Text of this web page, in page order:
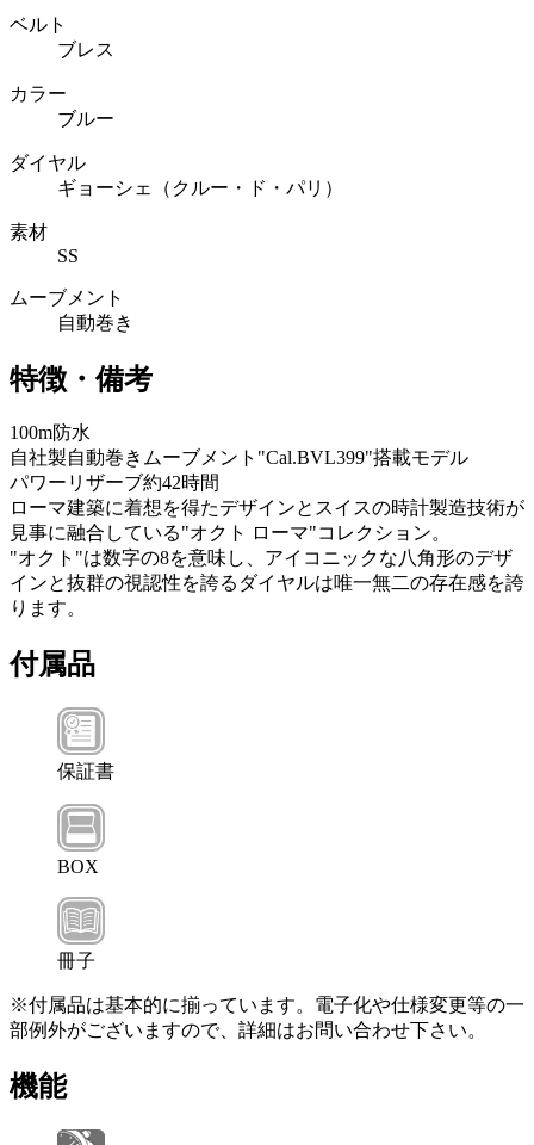
ベルト
ブレス
カラー
ブルー
ダイヤル
ギョーシェ（クルー・ド・パリ）
素材
SS
ムーブメント
自動巻き
特徴・備考
100m防水
自社製自動巻きムーブメント"Cal.BVL399"搭載モデル
パワーリザーブ約42時間
ローマ建築に着想を得たデザインとスイスの時計製造技術が
見事に融合している"オクト ローマ"コレクション。
"オクト"は数字の8を意味し、アイコニックな八角形のデザ
インと抜群の視認性を誇るダイヤルは唯一無二の存在感を誇
ります。
付属品
保証書
BOX
冊子
※付属品は基本的に揃っています。電子化や仕様変更等の一
部例外がございますので、詳細はお問い合わせ下さい。
機能